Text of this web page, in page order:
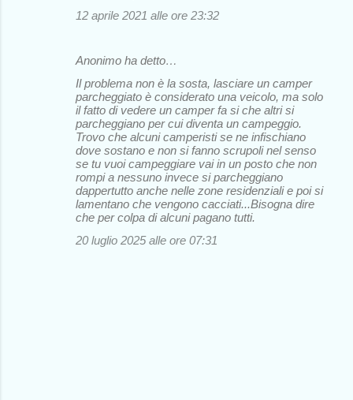
12 aprile 2021 alle ore 23:32
Anonimo ha detto…
Il problema non è la sosta, lasciare un camper
parcheggiato è considerato una veicolo, ma solo
il fatto di vedere un camper fa si che altri si
parcheggiano per cui diventa un campeggio.
Trovo che alcuni camperisti se ne infischiano
dove sostano e non si fanno scrupoli nel senso
se tu vuoi campeggiare vai in un posto che non
rompi a nessuno invece si parcheggiano
dappertutto anche nelle zone residenziali e poi si
lamentano che vengono cacciati...Bisogna dire
che per colpa di alcuni pagano tutti.
20 luglio 2025 alle ore 07:31